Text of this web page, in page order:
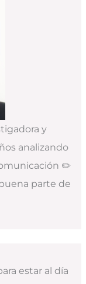
y
analizando
✏️
parte de
estar al día